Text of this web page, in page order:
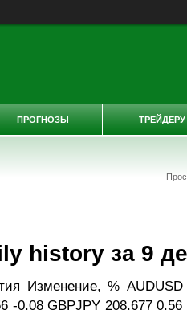
history за 9
Изменение, %
-0.08 GBPJPY 208.677
ПРОГНОЗЫ ТРЕЙДЕРУ